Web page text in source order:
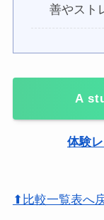
善やスト
A
体験
⬆比較一覧表へ